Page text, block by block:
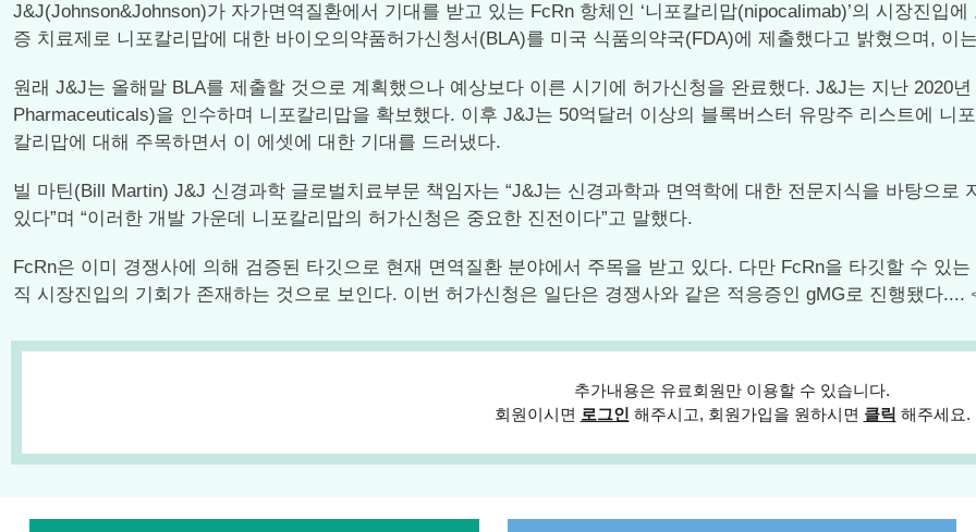
J&J(Johnson&Johnson)가 자가면역질환에서 기대를 받고 있는 FcRn 항체인 ‘니포칼리맙(nipocalimab)’의 시장진입
증 치료제로 니포칼리맙에 대한 바이오의약품허가신청서(BLA)를 미국 식품의약국(FDA)에 제출했다고 밝혔으며, 이
원래 J&J는 올해말 BLA를 제출할 것으로 계획했으나 예상보다 이른 시기에 허가신청을 완료했다. J&J는 지난 2020
Pharmaceuticals)을 인수하며 니포칼리맙을 확보했다. 이후 J&J는 50억달러 이상의 블록버스터 유망주 리스트에 니
칼리맙에 대해 주목하면서 이 에셋에 대한 기대를 드러냈다.
빌 마틴(Bill Martin) J&J 신경과학 글로벌치료부문 책임자는 “J&J는 신경과학과 면역학에 대한 전문지식을 바탕으로
있다”며 “이러한 개발 가운데 니포칼리맙의 허가신청은 중요한 진전이다”고 말했다.
FcRn은 이미 경쟁사에 의해 검증된 타깃으로 현재 면역질환 분야에서 주목을 받고 있다. 다만 FcRn을 타깃할 수 있
직 시장진입의 기회가 존재하는 것으로 보인다. 이번 허가신청은 일단은 경쟁사와 같은 적응증인 gMG로 진행됐다....
추가내용은 유료회원만 이용할 수 있습니다.
회원이시면 로그인 해주시고, 회원가입을 원하시면 클릭 해주세요.